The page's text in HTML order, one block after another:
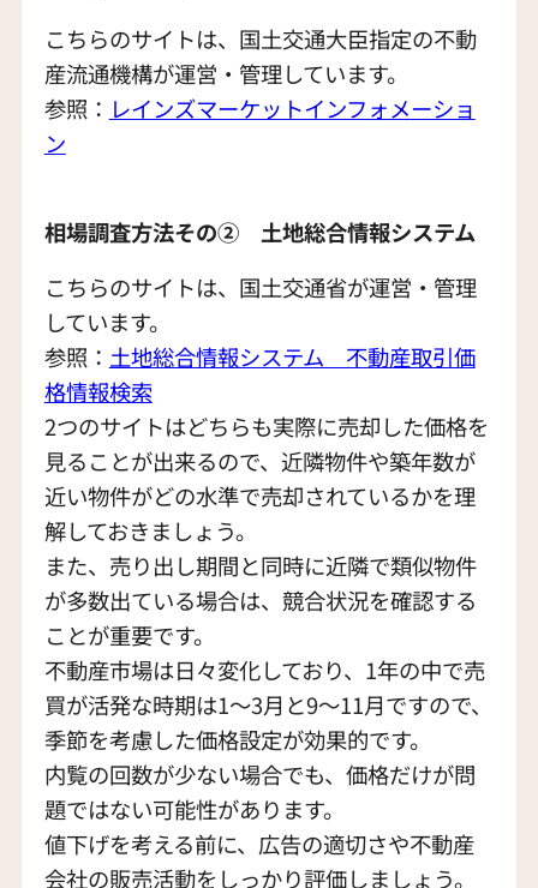
こちらのサイトは、国土交通大臣指定の不動
産流通機構が運営・管理しています。
参照： レインズマーケットインフォメーショ
ン
相場調査方法その② 土地総合情報システム
こちらのサイトは、国土交通省が運営・管理
しています。
参照： 土地総合情報システム 不動産取引価
格情報検索
2つのサイトはどちらも実際に売却した価格を
見ることが出来るので、近隣物件や築年数が
近い物件がどの水準で売却されているかを理
解しておきましょう。
また、売り出し期間と同時に近隣で類似物件
が多数出ている場合は、競合状況を確認する
ことが重要です。
不動産市場は日々変化しており、1年の中で売
買が活発な時期は1〜3月と9〜11月ですので、
季節を考慮した価格設定が効果的です。
内覧の回数が少ない場合でも、価格だけが問
題ではない可能性があります。
値下げを考える前に、広告の適切さや不動産
会社の販売活動をしっかり評価しましょう。